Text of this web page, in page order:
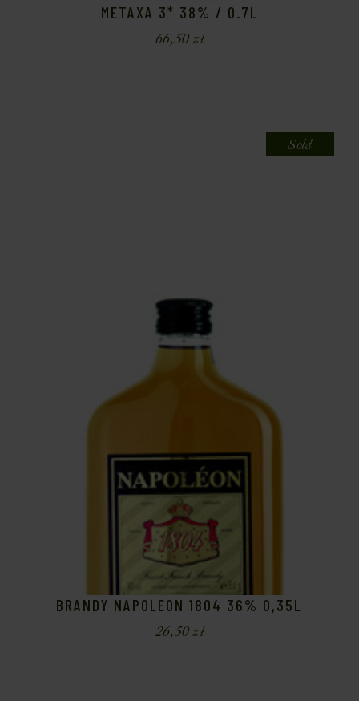
METAXA 3* 38% / 0.7L
66,50zł
Sold
BRANDY NAPOLEON 1804 36% 0,35L
26,50zł